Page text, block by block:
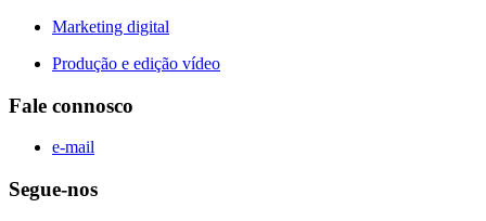
Marketing digital
Produção e edição vídeo
Fale connosco
e-mail
Segue-nos